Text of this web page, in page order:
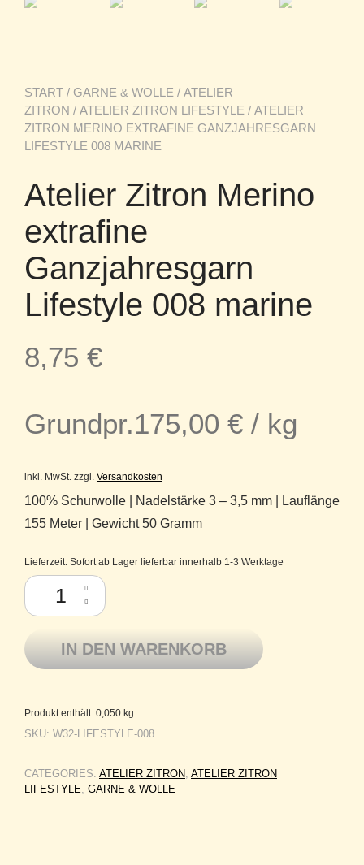
START / GARNE & WOLLE / ATELIER
ZITRON / ATELIER ZITRON LIFESTYLE / ATELIER
ZITRON MERINO EXTRAFINE GANZJAHRESGARN
LIFESTYLE 008 MARINE
Atelier Zitron Merino
extrafine
Ganzjahresgarn
Lifestyle 008 marine
8,75 €
Grundpr.175,00 € / kg
inkl. MwSt. zzgl. Versandkosten
100% Schurwolle | Nadelstärke 3 – 3,5 mm | Lauflänge
155 Meter | Gewicht 50 Gramm
Lieferzeit: Sofort ab Lager lieferbar innerhalb 1-3 Werktage
Atelier Zitron Merino extrafine Ganzjahresgarn Lifestyle 008 marine
IN DEN WARENKORB
Produkt enthält: 0,050 kg
SKU: W32-LIFESTYLE-008
CATEGORIES: ATELIER ZITRON ATELIER ZITRON
LIFESTYLE GARNE & WOLLE